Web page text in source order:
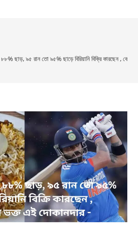
ছাড়, ৯৫ রান তো ৯৫% ছাড়ে বিরিয়ানি বিক্রি কারছেন ,